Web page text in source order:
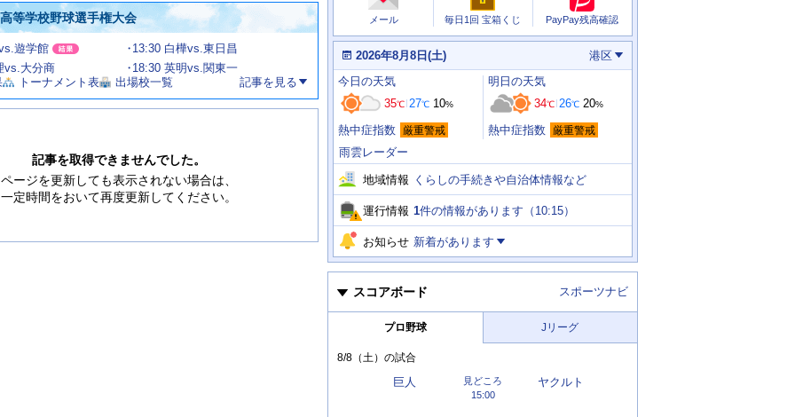
等学校野球選手権大会
遊学館
13:30 白樺vs.東日昌
vs.大分商
18:30 英明vs.関東一
トーナメント表 出場校一覧 記事を見る
記事を取得できませんでした。
ページを更新しても表示されない場合は、
一定時間をおいて再度更新してください。
情
報
ス
メール 毎日1回 宝箱くじ PayPay残高確認
本
日
の
天
気
、
運
情
報
2026年8月8日(土) 港区
今
日
明
日
の
天
気
今日 の天気
35℃ 27℃ 10%
熱中症指数 厳重警戒
明日 の天気
34℃ 26℃ 20%
熱中症指数 厳重警戒
雨雲レーダー
地域情報 くらしの手続きや自治体情報など
運行情報 1件の情報があります（ 10:15）
お知らせ 新着があります
スコアボード スポーツナビ
プロ野球 Jリーグ
8/8（土） の試合
巨人 ヤクルト
15:00
見どころ